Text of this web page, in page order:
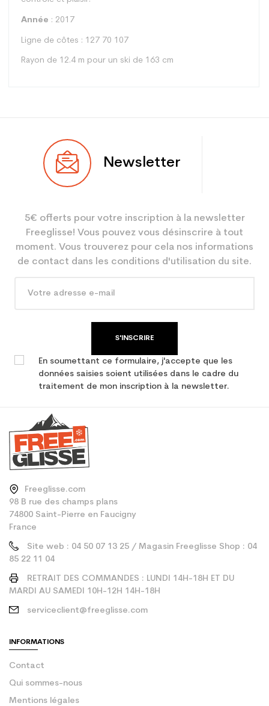
Année : 2017
Ligne de côtes : 127 70 107
Rayon de 12.4 m pour un ski de 163 cm
Utilisateur Mixte
Coloris Blanc
En achetant d'occasion :
Economie CO² (en kg)
3.9
Newsletter
5€ offerts pour votre inscription à la newsletter
Freeglisse! Vous pouvez vous désinscrire à tout
moment. Vous trouverez pour cela nos informations
de contact dans les conditions d'utilisation du site.
S'INSCRIRE
En soumettant ce formulaire, j'accepte que les
données saisies soient utilisées dans le cadre du
traitement de mon inscription à la newsletter.
Freeglisse.com
98 B rue des champs plans
74800 Saint-Pierre en Faucigny
France
Site web : 04 50 07 13 25 / Magasin Freeglisse Shop : 04
85 22 11 04
RETRAIT DES COMMANDES : LUNDI 14H-18H ET DU
MARDI AU SAMEDI 10H-12H 14H-18H
serviceclient@freeglisse.com
INFORMATIONS
Contact
Qui sommes-nous
Mentions légales